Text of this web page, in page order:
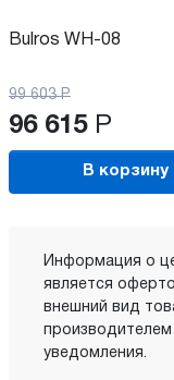
Bulros WH-08
99 603 Р
96 615 Р
В корзину
Информация о
является
внешний вид
уведомления.